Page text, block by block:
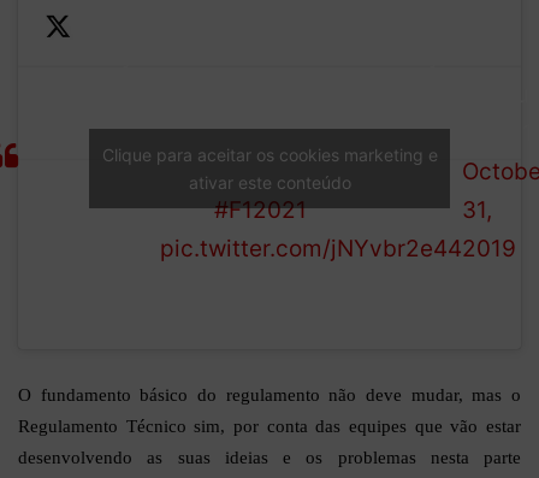
aerodynamic
coming to F1
specifically been designed
with a chasing car in
mind#F12021
pic.twitter.com/jNYvbr2e44
31,
2019
Clique para aceitar os cookies marketing e
ativar este conteúdo
O fundamento básico do regulamento não deve mudar, mas o
Regulamento Técnico sim, por conta das equipes que vão estar
desenvolvendo as suas ideias e os problemas nesta parte